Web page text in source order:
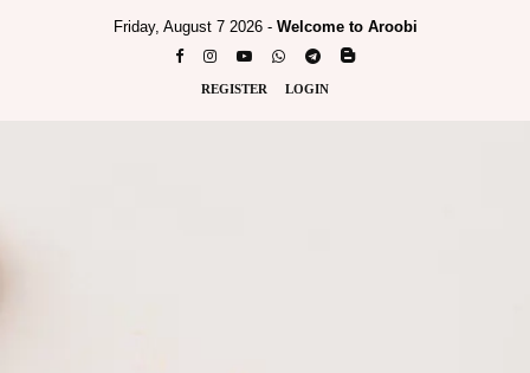
Friday, August 7 2026 - Welcome to Aroobi
REGISTER LOGIN